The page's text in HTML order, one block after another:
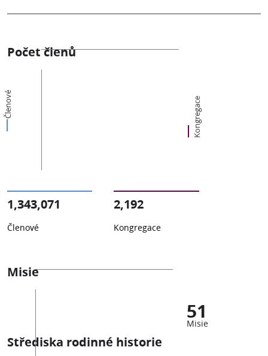
Počet členů
Členové Kongregace
1,343,071
Členové
2,192
Kongregace
Misie
51
Misie
Střediska rodinné historie